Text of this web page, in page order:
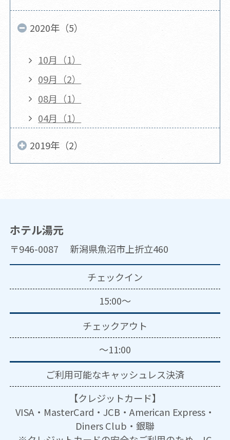
2020年（5）
10月（1）
09月（2）
08月（1）
04月（1）
2019年（2）
ホテル湯元
〒946-0087 新潟県魚沼市上折立460
チェックイン
15:00～
チェックアウト
～11:00
ご利用可能なキャッシュレス決済
【クレジットカード】
VISA・MasterCard・JCB・American Express・
Diners Club・銀聯